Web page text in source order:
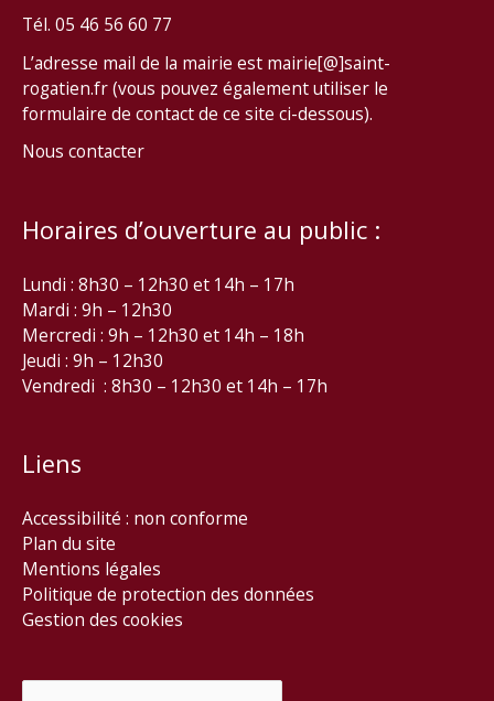
Tél. 05 46 56 60 77
L’adresse mail de la mairie est mairie[@]saint-
rogatien.fr (vous pouvez également utiliser le
formulaire de contact de ce site ci-dessous).
Nous contacter
Horaires d’ouverture au public :
Lundi : 8h30 – 12h30 et 14h – 17h
Mardi : 9h – 12h30
Mercredi : 9h – 12h30 et 14h – 18h
Jeudi : 9h – 12h30
Vendredi : 8h30 – 12h30 et 14h – 17h
Liens
Accessibilité : non conforme
Plan du site
Mentions légales
Politique de protection des données
Gestion des cookies